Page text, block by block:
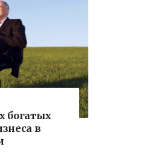
богатых
в